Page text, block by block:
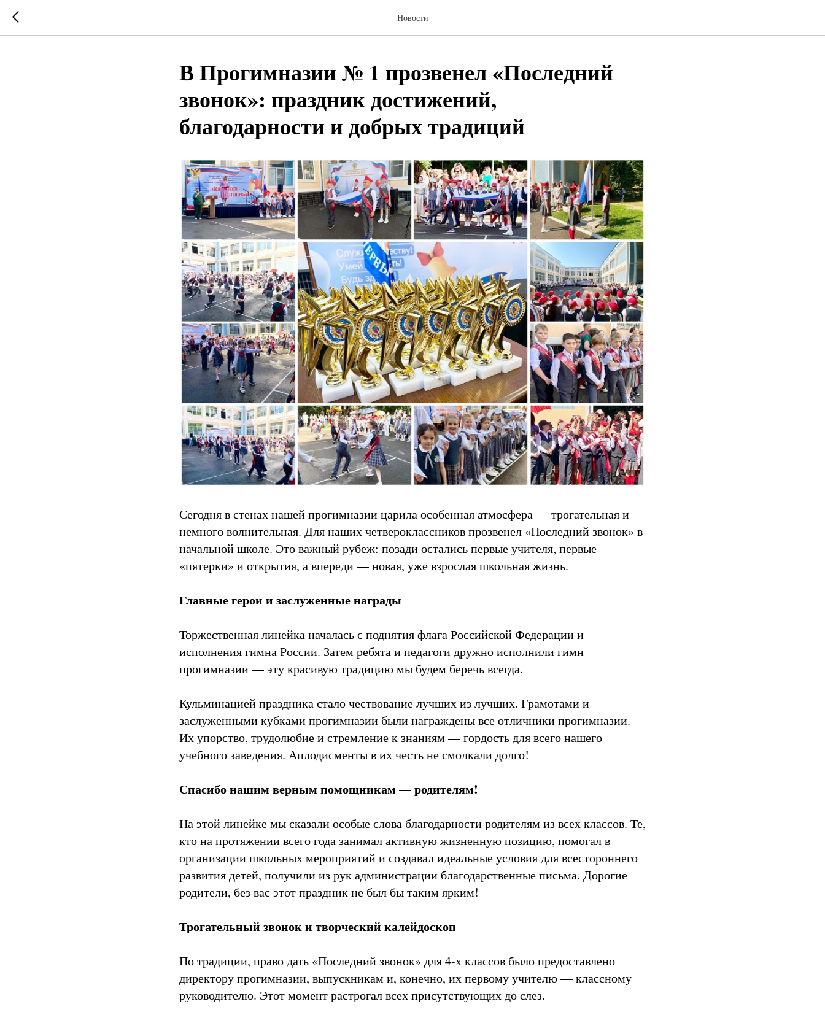
Новости
В Прогимназии № 1 прозвенел «Последний
звонок»: праздник достижений,
благодарности и добрых традиций
Сегодня в стенах нашей прогимназии царила особенная атмосфера — трогательная и
немного волнительная. Для наших четвероклассников прозвенел «Последний звонок» в
начальной школе. Это важный рубеж: позади остались первые учителя, первые
«пятерки» и открытия, а впереди — новая, уже взрослая школьная жизнь.
Главные герои и заслуженные награды
Торжественная линейка началась с поднятия флага Российской Федерации и
исполнения гимна России. Затем ребята и педагоги дружно исполнили гимн
прогимназии — эту красивую традицию мы будем беречь всегда.
Кульминацией праздника стало чествование лучших из лучших. Грамотами и
заслуженными кубками прогимназии были награждены все отличники прогимназии.
Их упорство, трудолюбие и стремление к знаниям — гордость для всего нашего
учебного заведения. Аплодисменты в их честь не смолкали долго!
Спасибо нашим верным помощникам — родителям!
На этой линейке мы сказали особые слова благодарности родителям из всех классов. Те,
кто на протяжении всего года занимал активную жизненную позицию, помогал в
организации школьных мероприятий и создавал идеальные условия для всестороннего
развития детей, получили из рук администрации благодарственные письма. Дорогие
родители, без вас этот праздник не был бы таким ярким!
Трогательный звонок и творческий калейдоскоп
По традиции, право дать «Последний звонок» для 4-х классов было предоставлено
директору прогимназии, выпускникам и, конечно, их первому учителю — классному
руководителю. Этот момент растрогал всех присутствующих до слез.